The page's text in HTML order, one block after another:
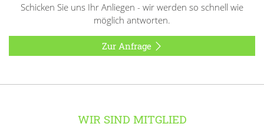
Schicken Sie uns Ihr Anliegen - wir werden so schnell wie
möglich antworten.
Zur Anfrage
WIR SIND MITGLIED